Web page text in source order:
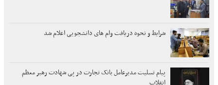
شرایط و نحوه دریافت وام های دانشجویی اعلام شد
پیام تسلیت مدیرعامل بانک تجارت در پی شهادت رهبر معظم
انقلاب